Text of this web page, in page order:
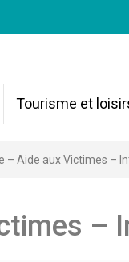
Tourisme et
– Aide aux Victimes –
–